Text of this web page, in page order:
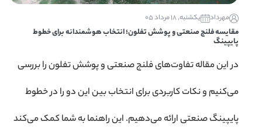
مهرداد یکشنبه, 18 مرداد 05
مقایسه فلنج صنعتی و پوشش تفلون؛ انتخاب هوشمندانه برای خطوط
پایپینگ
در این مقاله تفاوت‌های فلنج صنعتی و پوشش تفلون را بررسی
می‌کنیم و نکات کاربردی برای انتخاب بین این دو را در خطوط
پایپینگ صنعتی ارائه می‌دهیم. این راهنما به شما کمک می‌کند